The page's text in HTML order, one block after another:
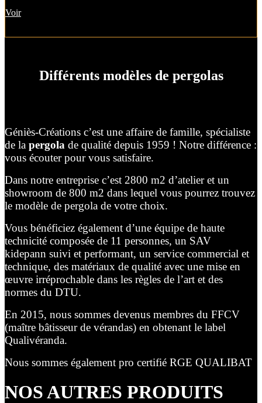
Voir
Différents modèles de pergolas
Géniès-Créations c’est une affaire de famille, spécialiste
de la pergola de qualité depuis 1959 ! Notre différence :
vous écouter pour vous satisfaire.
Dans notre entreprise c’est 2800 m2 d’atelier et un
showroom de 800 m2 dans lequel vous pourrez trouvez
le modèle de pergola de votre choix.
Vous bénéficiez également d’une équipe de haute
technicité composée de 11 personnes, un SAV
kidepann suivi et performant, un service commercial et
technique, des matériaux de qualité avec une mise en
œuvre irréprochable dans les règles de l’art et des
normes du DTU.
En 2015, nous sommes devenus membres du FFCV
(maître bâtisseur de vérandas) en obtenant le label
Qualivéranda.
Nous sommes également pro certifié RGE QUALIBAT
NOS AUTRES PRODUITS